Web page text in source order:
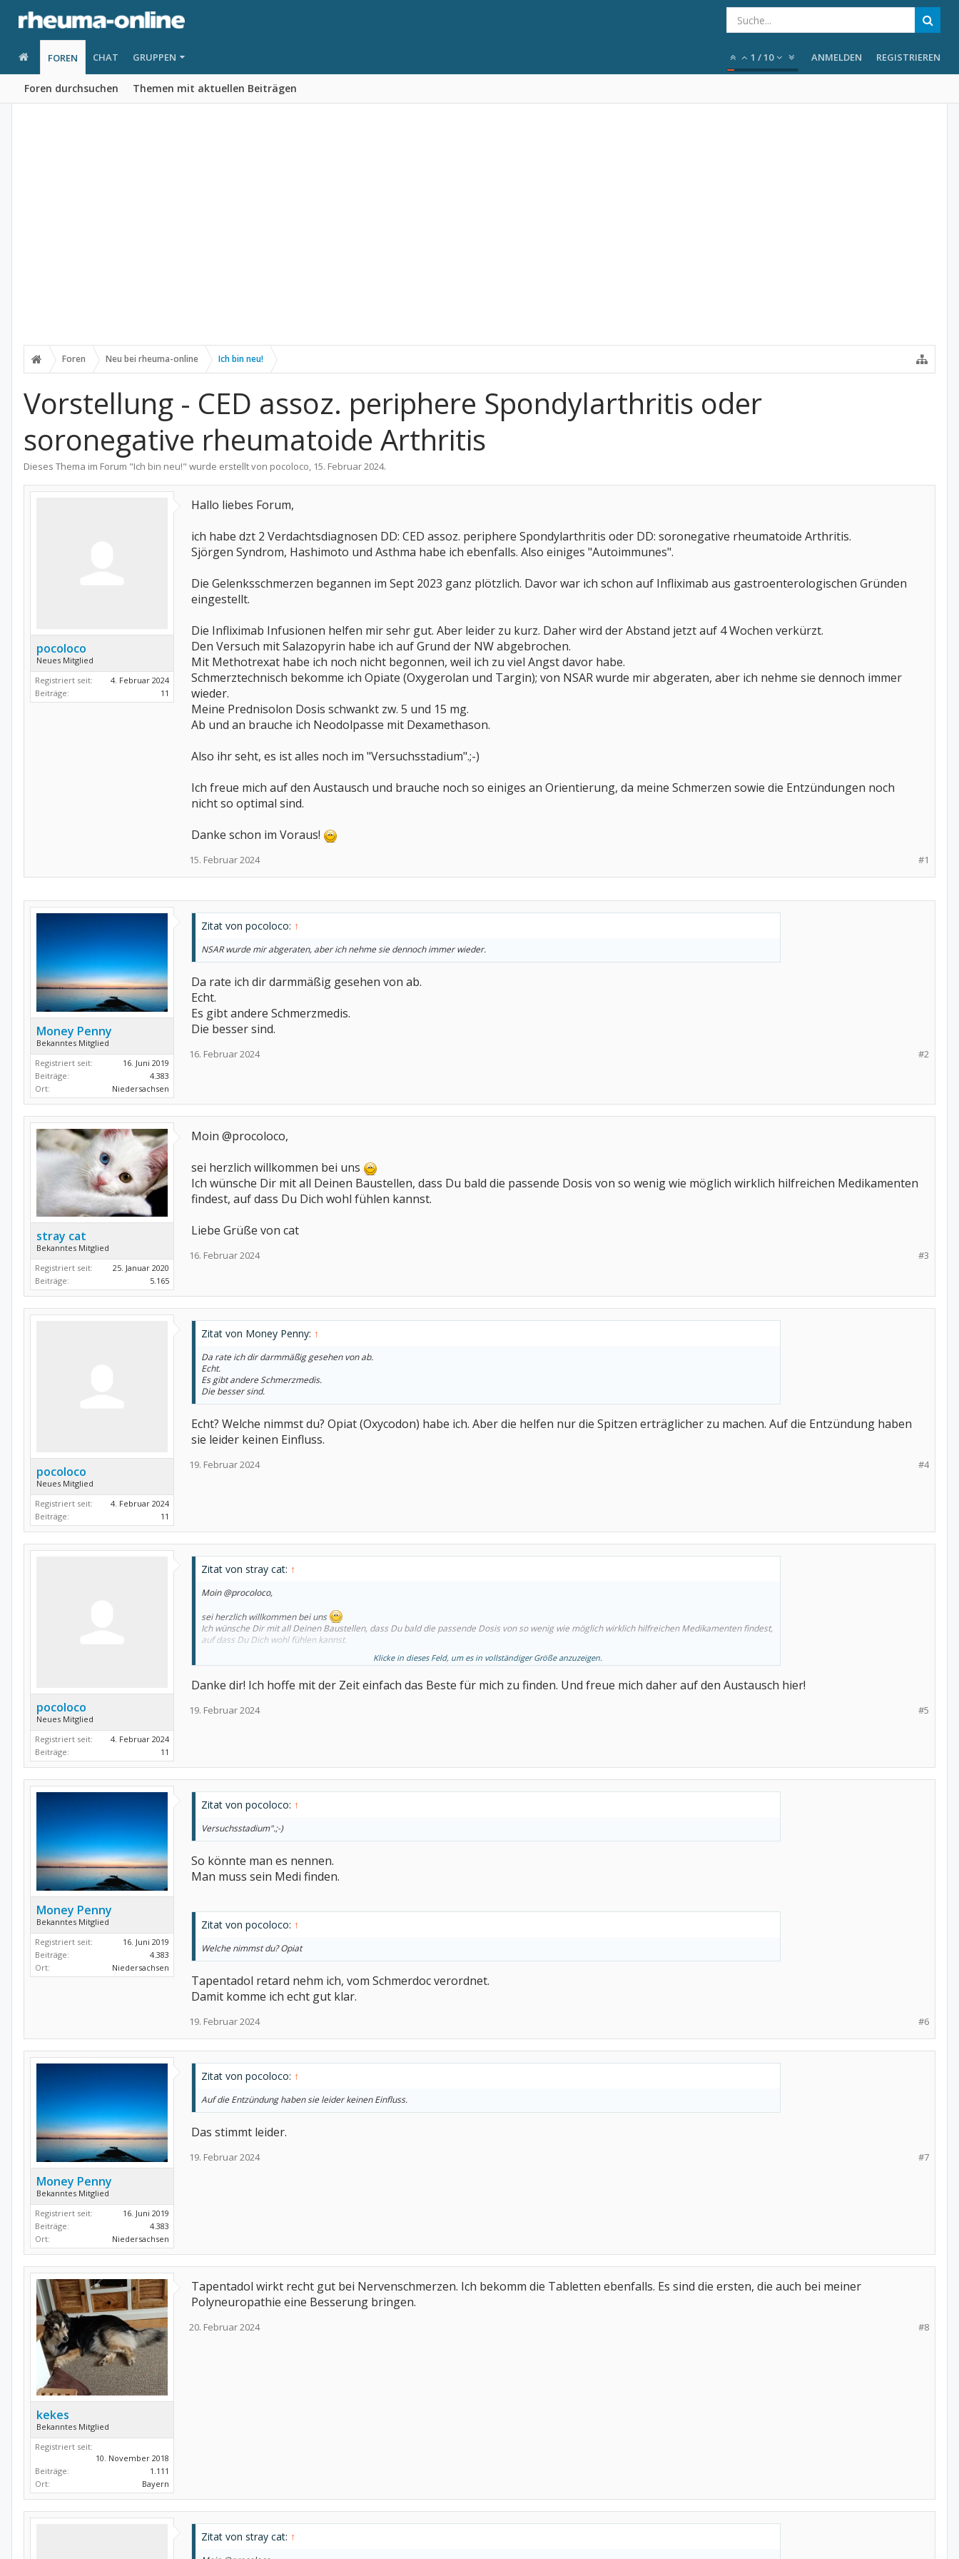
FOREN
Foren durchsuchen Themen mit aktuellen Beiträgen
CHAT GRUPPEN 1 /10 ANMELDEN REGISTRIEREN
Foren Neu bei rheuma-online Ich bin neu!
Vorstellung - CED assoz. periphere Spondylarthritis oder
soronegative rheumatoide Arthritis
Dieses Thema im Forum "Ich bin neu!" wurde erstellt von pocoloco, 15. Februar 2024.
pocoloco
Neues Mitglied
Registriert seit:
4. Februar 2024
Beiträge:
11
Hallo liebes Forum,
ich habe dzt 2 Verdachtsdiagnosen DD: CED assoz. periphere Spondylarthritis oder DD: soronegative rheumatoide Arthritis.
Sjörgen Syndrom, Hashimoto und Asthma habe ich ebenfalls. Also einiges "Autoimmunes".
Die Gelenksschmerzen begannen im Sept 2023 ganz plötzlich. Davor war ich schon auf Infliximab aus gastroenterologischen Gründen
eingestellt.
Die Infliximab Infusionen helfen mir sehr gut. Aber leider zu kurz. Daher wird der Abstand jetzt auf 4 Wochen verkürzt.
Den Versuch mit Salazopyrin habe ich auf Grund der NW abgebrochen.
Mit Methotrexat habe ich noch nicht begonnen, weil ich zu viel Angst davor habe.
Schmerztechnisch bekomme ich Opiate (Oxygerolan und Targin); von NSAR wurde mir abgeraten, aber ich nehme sie dennoch immer
wieder.
Meine Prednisolon Dosis schwankt zw. 5 und 15 mg.
Ab und an brauche ich Neodolpasse mit Dexamethason.
Also ihr seht, es ist alles noch im "Versuchsstadium".;-)
Ich freue mich auf den Austausch und brauche noch so einiges an Orientierung, da meine Schmerzen sowie die Entzündungen noch
nicht so optimal sind.
Danke schon im Voraus!
#1
15. Februar 2024
Money Penny
Bekanntes Mitglied
Registriert seit:
16. Juni 2019
Beiträge:
4.383
Ort:
Niedersachsen
Zitat von pocoloco: ↑
NSAR wurde mir abgeraten, aber ich nehme sie dennoch immer wieder.
Da rate ich dir darmmäßig gesehen von ab.
Echt.
Es gibt andere Schmerzmedis.
Die besser sind.
#2
16. Februar 2024
stray cat
Bekanntes Mitglied
Registriert seit:
25. Januar 2020
Beiträge:
5.165
Moin @procoloco,
sei herzlich willkommen bei uns
Ich wünsche Dir mit all Deinen Baustellen, dass Du bald die passende Dosis von so wenig wie möglich wirklich hilfreichen Medikamenten
findest, auf dass Du Dich wohl fühlen kannst.
Liebe Grüße von cat
#3
16. Februar 2024
pocoloco
Neues Mitglied
Registriert seit:
4. Februar 2024
Beiträge:
11
Zitat von Money Penny: ↑
Da rate ich dir darmmäßig gesehen von ab.
Echt.
Es gibt andere Schmerzmedis.
Die besser sind.
Echt? Welche nimmst du? Opiat (Oxycodon) habe ich. Aber die helfen nur die Spitzen erträglicher zu machen. Auf die Entzündung haben
sie leider keinen Einfluss.
#4
19. Februar 2024
pocoloco
Neues Mitglied
Registriert seit:
4. Februar 2024
Beiträge:
11
Zitat von stray cat: ↑
Moin @procoloco,
sei herzlich willkommen bei uns
Ich wünsche Dir mit all Deinen Baustellen, dass Du bald die passende Dosis von so wenig wie möglich wirklich hilfreichen Medikamenten findest,
auf dass Du Dich wohl fühlen kannst.
Liebe Grüße von cat
Klicke in dieses Feld, um es in vollständiger Größe anzuzeigen.
Danke dir! Ich hoffe mit der Zeit einfach das Beste für mich zu finden. Und freue mich daher auf den Austausch hier!
#5
19. Februar 2024
Money Penny
Bekanntes Mitglied
Registriert seit:
16. Juni 2019
Beiträge:
4.383
Ort:
Niedersachsen
Zitat von pocoloco: ↑
Versuchsstadium".;-)
So könnte man es nennen.
Man muss sein Medi finden.
Zitat von pocoloco: ↑
Welche nimmst du? Opiat
Tapentadol retard nehm ich, vom Schmerdoc verordnet.
Damit komme ich echt gut klar.
#6
19. Februar 2024
Money Penny
Bekanntes Mitglied
Registriert seit:
16. Juni 2019
Beiträge:
4.383
Ort:
Niedersachsen
Zitat von pocoloco: ↑
Auf die Entzündung haben sie leider keinen Einfluss.
Das stimmt leider.
#7
19. Februar 2024
kekes
Bekanntes Mitglied
Registriert seit:
10. November 2018
Beiträge:
1.111
Ort:
Bayern
Tapentadol wirkt recht gut bei Nervenschmerzen. Ich bekomm die Tabletten ebenfalls. Es sind die ersten, die auch bei meiner
Polyneuropathie eine Besserung bringen.
#8
20. Februar 2024
Zitat von stray cat: ↑